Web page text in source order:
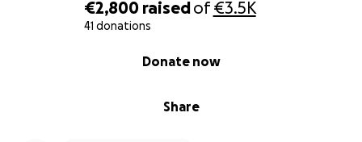
€2,800 raisedof€3.5K
41 donations
Share
Donate now
Flyern Informationen zukommen lassen.
Landschaft und Tierwelt bei.